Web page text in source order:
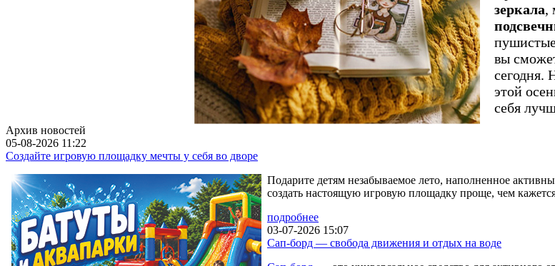
зеркала,
вы
сегодня.
этой
себя
Архив новостей
05-08-2026 11:22
Создайте игровую площадку мечты у себя во дворе
Подарите детям незабываемое лето, наполненное
создать настоящую игровую площадку проще, чем
подробнее
03-07-2026 15:07
Сап-борд — свобода движения и отдых на воде